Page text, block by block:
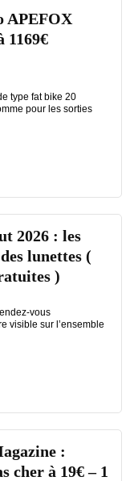
APEFOX
1169€
type fat bike 20
pour les sorties
2026 : les
lunettes (
)
vous
visible sur l’ensemble
:
cher à 19€ – 1